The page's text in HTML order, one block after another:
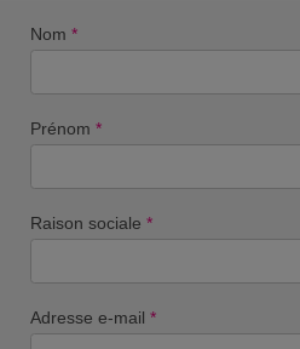
Nom *
Prénom *
Raison sociale *
Adresse e-mail *